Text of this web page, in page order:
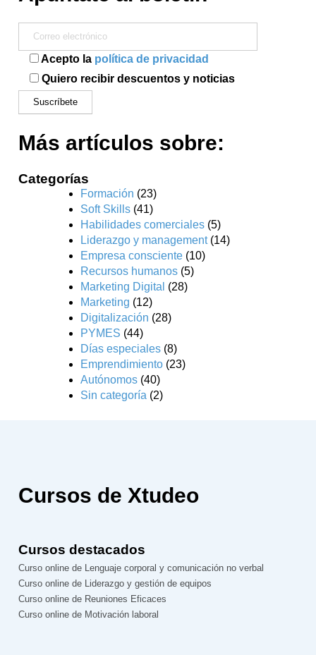
Acepto la política de privacidad
Quiero recibir descuentos y noticias
Más artículos sobre:
Categorías
Formación (23)
Soft Skills (41)
Habilidades comerciales (5)
Liderazgo y management(14)
Empresa consciente (10)
Recursos humanos (5)
Marketing Digital (28)
Marketing (12)
Digitalización (28)
PYMES (44)
Días especiales (8)
Emprendimiento (23)
Autónomos (40)
Sin categoría (2)
Cursos de Xtudeo
Cursos destacados
Curso online de Lenguaje corporal y comunicación no verbal
Curso online de Liderazgo y gestión de equipos
Curso online de Reuniones Eficaces
Curso online de Motivación laboral